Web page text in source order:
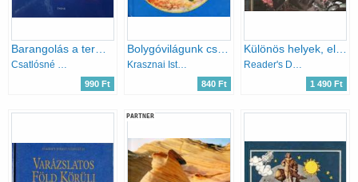
Barangolás a természetben
Csatlósné Miklós Anna
990 Ft
Bolygóvilágunk csodálatos titkai
Krasznai István
840 Ft
Különös helyek, elbűvölő tájak
Reader's Digest Válogatás
1 490 Ft
PARTNER